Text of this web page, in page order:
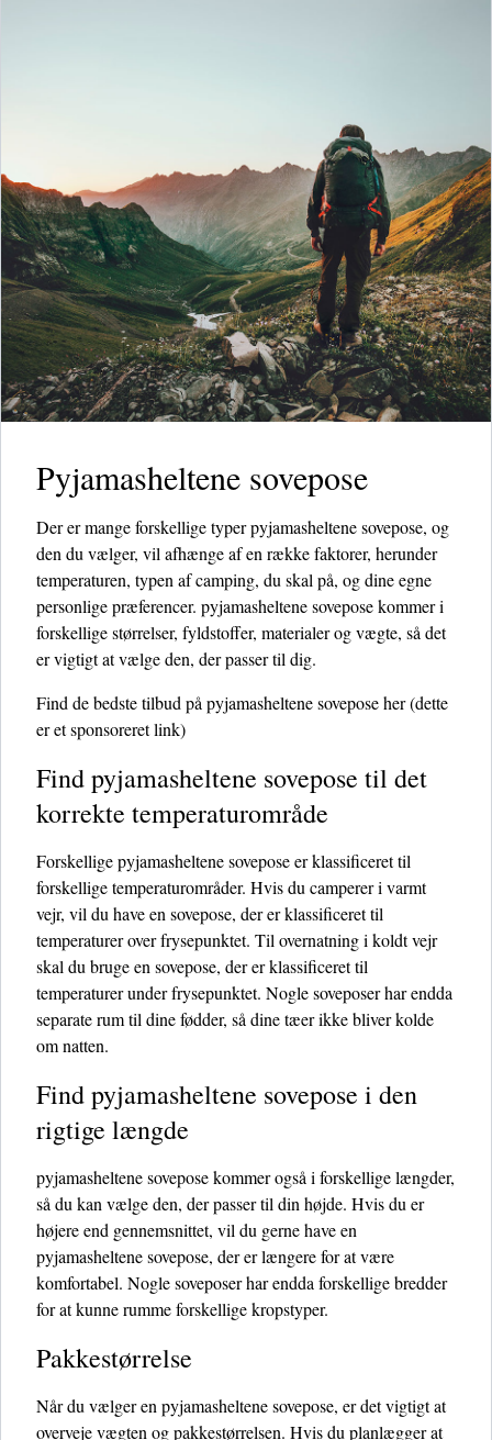
Pyjamasheltene sovepose
Der er mange forskellige typer pyjamasheltene sovepose, og
den du vælger, vil afhænge af en række faktorer, herunder
temperaturen, typen af ​​camping, du skal på, og dine egne
personlige præferencer. pyjamasheltene sovepose kommer i
forskellige størrelser, fyldstoffer, materialer og vægte, så det
er vigtigt at vælge den, der passer til dig.
Find de bedste tilbud på pyjamasheltene sovepose her(dette
er et sponsoreret link)
Find pyjamasheltene sovepose til det
korrekte temperaturområde
Forskellige pyjamasheltene sovepose er klassificeret til
forskellige temperaturområder. Hvis du camperer i varmt
vejr, vil du have en sovepose, der er klassificeret til
temperaturer over frysepunktet. Til overnatning i koldt vejr
skal du bruge en sovepose, der er klassificeret til
temperaturer under frysepunktet. Nogle soveposer har endda
separate rum til dine fødder, så dine tæer ikke bliver kolde
om natten.
Find pyjamasheltene sovepose i den
rigtige længde
pyjamasheltene sovepose kommer også i forskellige længder,
så du kan vælge den, der passer til din højde. Hvis du er
højere end gennemsnittet, vil du gerne have en
pyjamasheltene sovepose, der er længere for at være
komfortabel. Nogle soveposer har endda forskellige bredder
for at kunne rumme forskellige kropstyper.
Pakkestørrelse
Når du vælger en pyjamasheltene sovepose, er det vigtigt at
overveje vægten og pakkestørrelsen. Hvis du planlægger at